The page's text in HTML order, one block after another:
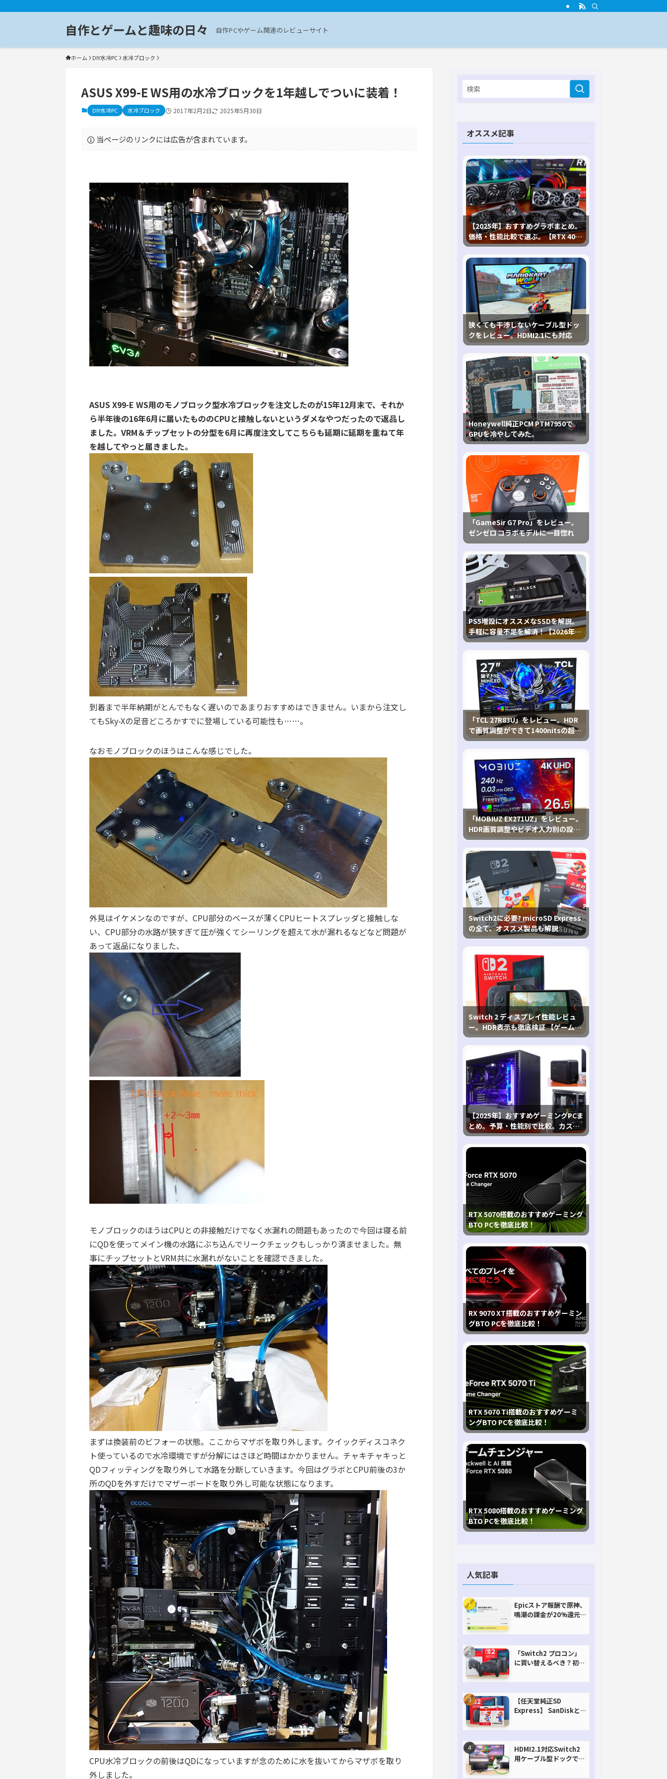
自作とゲームと趣味の日々 自作PCやゲーム関連のレビューサイト
ホーム DIY水冷PC 水冷ブロック
ASUS X99-E WS用の水冷ブロックを1年越しでついに装着！
DIY水冷PC 水冷ブロック 2017年2月2日 2025年5月30日
当ページのリンクには広告が含まれています。
ASUS X99-E WS用のモノブロック型水冷ブロックを注文したのが15年12月末で、それか
ら半年後の16年6月に届いたもののCPUと接触しないというダメなやつだったので返品し
ました。VRM＆チップセットの分型を6月に再度注文してこちらも延期に延期を重ねて年
を越してやっと届きました。
到着まで半年納期がとんでもなく遅いのであまりおすすめはできません。いまから注文し
てもSky-Xの足音どころかすでに登場している可能性も……。
なおモノブロックのほうはこんな感じでした。
外見はイケメンなのですが、CPU部分のベースが薄くCPUヒートスプレッダと接触しな
い、CPU部分の水路が狭すぎて圧が強くてシーリングを超えて水が漏れるなどなど問題が
あって返品になりました、
モノブロックのほうはCPUとの非接触だけでなく水漏れの問題もあったので今回は寝る前
にQDを使ってメイン機の水路にぶち込んでリークチェックもしっかり済ませました。無
事にチップセットとVRM共に水漏れがないことを確認できました。
まずは換装前のビフォーの状態。ここからマザボを取り外します。クイックディスコネク
ト使っているので水冷環境ですが分解にはさほど時間はかかりません。チャキチャキっと
QDフィッティングを取り外して水路を分断していきます。今回はグラボとCPU前後の3か
所のQDを外すだけでマザーボードを取り外し可能な状態になります。
CPU水冷ブロックの前後はQDになっていますが念のために水を抜いてからマザボを取り
外しました。
オススメ記事
【2025年】おすすめグラボまとめ。
価格・性能比較で選ぶ。【RTX 40,
RX 7000各種に対応】
狭くても干渉しないケーブル型ドッ
クをレビュー。HDMI2.1にも対応
Honeywell純正PCM PTM7950で
GPUを冷やしてみた。
「GameSir G7 Pro」をレビュー。
ゼンゼロ コラボモデルに一目惚れ
PS5増設にオススメなSSDを解説。
手軽に容量不足を解消！【2026年最
新、PS5 Proにも対応】
「TCL 27R83U」をレビュー。HDR
で画質調整ができて1400nitsの超高
輝度も発揮！
「MOBIUZ EX271UZ」をレビュー。
HDR画質調整やビデオ入力別の設定
が可能な4K有機ELゲーミングモニタ
を徹底検証
Switch2に必要? microSD Express
の全て、オススメ製品も解説
Switch 2 ディスプレイ性能レビュ
ー。HDR表示も徹底検証 【ゲームに
おけるHDRの未来を切り開く1台！】
【2025年】おすすめゲーミングPCま
とめ。予算・性能別で比較。カスタ
マイズ指南も
RTX 5070搭載のおすすめゲーミング
BTO PCを徹底比較！
RX 9070 XT搭載のおすすめゲーミン
グBTO PCを徹底比較！
RTX 5070 Ti搭載のおすすめゲーミ
ングBTO PCを徹底比較！
RTX 5080搭載のおすすめゲーミング
BTO PCを徹底比較！
人気記事
Epicストア報酬で原神、
鳴潮の課金が20%還元
「Switch2 プロコン」
に買い替えるべき？初代
【任天堂純正SD
Express】 SanDiskと
HDMI2.1対応Switch2
用ケーブル型ドックで省